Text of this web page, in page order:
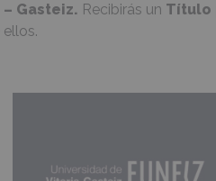
Gasteiz. Recibirás un Título